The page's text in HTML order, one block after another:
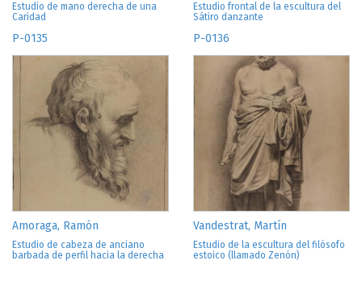
Estudio de mano derecha de una
Caridad
Estudio frontal de la escultura del
Sátiro danzante
P-0135
Amoraga, Ramón
Estudio de cabeza de anciano
barbada de perfil hacia la derecha
P-0136
Vandestrat, Martín
Estudio de la escultura del filósofo
estoico (llamado Zenón)